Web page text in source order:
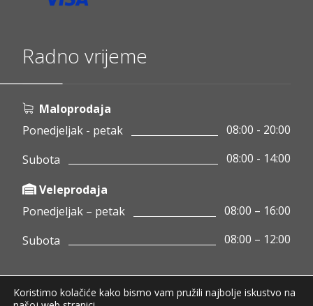
Radno vrijeme
Maloprodaja
Ponedjeljak - petak
08:00 - 20:00
Subota
08:00 - 14:00
Veleprodaja
Ponedjeljak – petak
08:00 – 16:00
Subota
08:00 – 12:00
Koristimo kolačiće kako bismo vam pružili najbolje iskustvo na